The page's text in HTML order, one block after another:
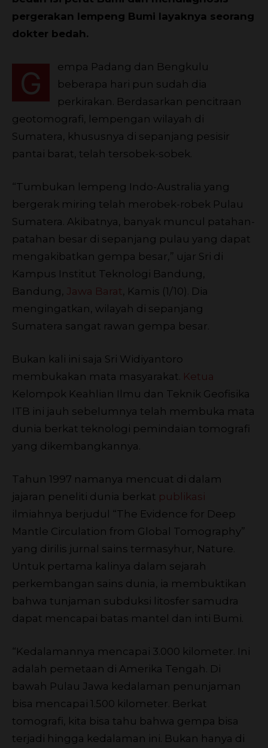
pergerakan lempeng Bumi layaknya seorang
dokter bedah.
G
empa Padang dan Bengkulu
beberapa hari pun sudah dia
perkirakan. Berdasarkan pencitraan
geotomografi, lempengan wilayah di
Sumatera, khususnya di sepanjang pesisir
pantai barat, telah tersobek-sobek.
“Tumbukan lempeng Indo-Australia yang
bergerak miring telah merobek-robek Pulau
Sumatera. Akibatnya, banyak muncul patahan-
patahan besar di sepanjang pulau yang dapat
mengakibatkan gempa besar,” ujar Sri di
Kampus Institut Teknologi Bandung,
Bandung, Jawa Barat , Kamis (1/10). Dia
mengingatkan, wilayah di sepanjang
Sumatera sangat rawan gempa besar.
Bukan kali ini saja Sri Widiyantoro
membukakan mata masyarakat. Ketua
Kelompok Keahlian Ilmu dan Teknik Geofisika
ITB ini jauh sebelumnya telah membuka mata
dunia berkat teknologi pemindaian tomografi
yang dikembangkannya.
Tahun 1997 namanya mencuat di dalam
jajaran peneliti dunia berkat publikasi
ilmiahnya berjudul “The Evidence for Deep
Mantle Circulation from Global Tomography”
yang dirilis jurnal sains termasyhur, Nature.
Untuk pertama kalinya dalam sejarah
perkembangan sains dunia, ia membuktikan
bahwa tunjaman subduksi litosfer samudra
dapat mencapai batas mantel dan inti Bumi.
“Kedalamannya mencapai 3.000 kilometer. Ini
adalah pemetaan di Amerika Tengah. Di
bawah Pulau Jawa kedalaman penunjaman
bisa mencapai 1.500 kilometer. Berkat
tomografi, kita bisa tahu bahwa gempa bisa
terjadi hingga kedalaman ini. Bukan hanya di